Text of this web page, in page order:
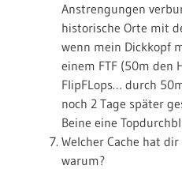
Anstrengungen
historische Orte mit
wenn mein Dickkopf
einem FTF (50m den
FlipFLops… durch
noch 2 Tage später
Beine eine
Welcher Cache hat
warum?